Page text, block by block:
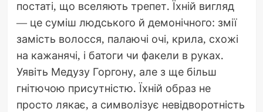
постаті, що вселяють трепет. Їхній вигляд
— це суміш людського й демонічного: змії
замість волосся, палаючі очі, крила, схожі
на кажанячі, і батоги чи факели в руках.
Уявіть Медузу Горгону, але з ще більш
гнітючою присутністю. Їхній образ не
просто лякає, а символізує невідворотність